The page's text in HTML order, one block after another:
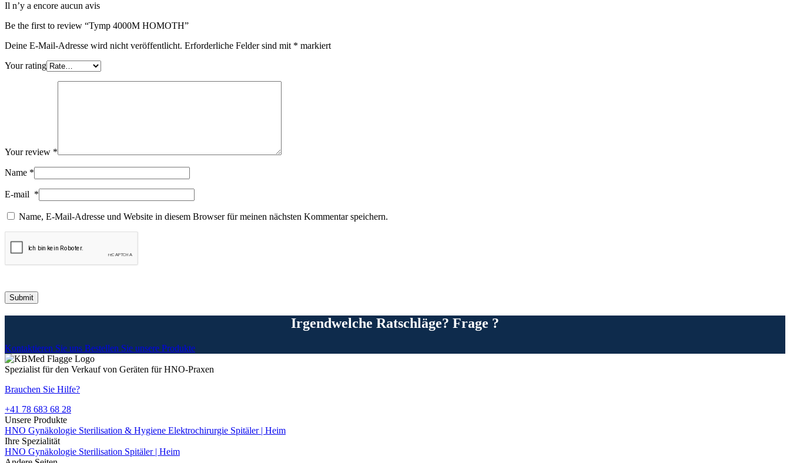
Il n’y a encore aucun avis
Be the first to review “Tymp 4000M HOMOTH”
Deine E-Mail-Adresse wird nicht veröffentlicht. Erforderliche Felder sind mit * markiert
Your rating
Your review *
Name *
E-mail *
Name, E-Mail-Adresse und Website in diesem Browser für meinen nächsten Kommentar speichern.
Irgendwelche Ratschläge? Frage ?
Kontaktieren Sie uns Bestellen Sie unsere Produkte
Spezialist für den Verkauf von Geräten für HNO-Praxen
Brauchen Sie Hilfe?
+41 78 683 68 28
Unsere Produkte
HNO Gynäkologie Sterilisation & Hygiene Elektrochirurgie Spitäler | Heim
Ihre Spezialität
HNO Gynäkologie Sterilisation Spitäler | Heim